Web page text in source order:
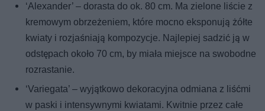
‘Alexander’ – dorasta do ok. 80 cm. Ma zielone liście z
kremowym obrzeżeniem, które mocno eksponują żółte
kwiaty i rozjaśniają kompozycje. Najlepiej sadzić ją w
odstępach około 70 cm, by miała miejsce na swobodne
rozrastanie.
‘Variegata’ – wyjątkowo dekoracyjna odmiana z liśćmi
w paski i intensywnymi kwiatami. Kwitnie przez całe